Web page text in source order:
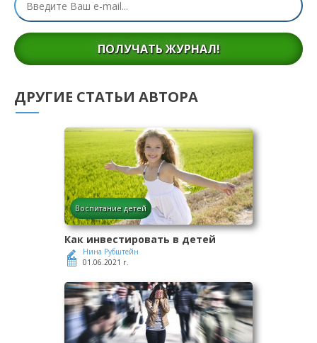
ПОЛУЧАТЬ ЖУРНАЛ!
ДРУГИЕ СТАТЬИ АВТОРА
Воспитание детей
Как инвестировать в детей
Нина Рубштейн
01.06.2021 г.